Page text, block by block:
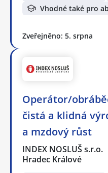
Vhodné také pro
Zveřejněno: 5. srpna
Operátor/
čistá a klidná
a mzdový růst
INDEX NOSLUŠ s.r.o.
Hradec Králové